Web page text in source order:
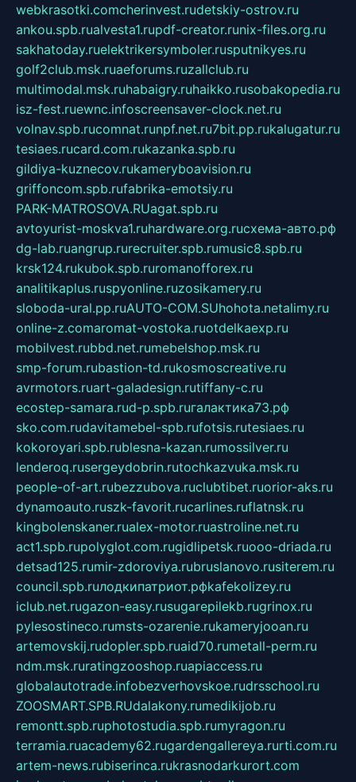
webkrasotki.comcherinvest.rudetskiy-ostrov.ru
ankou.spb.rualvesta1.rupdf-creator.runix-files.org.ru
sakhatoday.ruelektrikersymboler.rusputnikyes.ru
golf2club.msk.ruaeforums.ruzallclub.ru
multimodal.msk.ruhabaigry.ruhaikko.rusobakopedia.ru
isz-fest.ruewnc.infoscreensaver-clock.net.ru
volnav.spb.rucomnat.runpf.net.ru7bit.pp.rukalugatur.ru
tesiaes.rucard.com.rukazanka.spb.ru
gildiya-kuznecov.rukameryboavision.ru
griffoncom.spb.rufabrika-emotsiy.ru
PARK-MATROSOVA.RUagat.spb.ru
avtoyurist-moskva1.ruhardware.org.ruсхема-авто.рф
dg-lab.ruangrup.rurecruiter.spb.rumusic8.spb.ru
krsk124.rukubok.spb.ruromanofforex.ru
analitikaplus.ruspyonline.ruzosikamery.ru
sloboda-ural.pp.ruAUTO-COM.SUhohota.netalimy.ru
online-z.comaromat-vostoka.ruotdelkaexp.ru
mobilvest.rubbd.net.rumebelshop.msk.ru
smp-forum.rubastion-td.rukosmoscreative.ru
avrmotors.ruart-galadesign.rutiffany-c.ru
ecostep-samara.rud-p.spb.ruгалактика73.рф
sko.com.rudavitamebel-spb.rufotsis.rutesiaes.ru
kokoroyari.spb.rublesna-kazan.rumossilver.ru
lenderoq.rusergeydobrin.rutochkazvuka.msk.ru
people-of-art.rubezzubova.ruclubtibet.ruorior-aks.ru
dynamoauto.ruszk-favorit.rucarlines.ruflatnsk.ru
kingbolenskaner.rualex-motor.ruastroline.net.ru
act1.spb.rupolyglot.com.rugidlipetsk.ruooo-driada.ru
detsad125.rumir-zdoroviya.rubruslanovo.rusiterem.ru
council.spb.ruлодкипатриот.рфkafekolizey.ru
iclub.net.rugazon-easy.rusugarepilekb.rugrinox.ru
pylesostineco.rumsts-ozarenie.rukameryjooan.ru
artemovskij.rudopler.spb.ruaid70.rumetall-perm.ru
ndm.msk.ruratingzooshop.ruapiaccess.ru
globalautotrade.infobezverhovskoe.rudrsschool.ru
ZOOSMART.SPB.RUdalakony.rumedikijob.ru
remontt.spb.ruphotostudia.spb.rumyragon.ru
terramia.ruacademy62.rugardengallereya.rurti.com.ru
artem-news.rubiserinca.rukrasnodarkurort.com